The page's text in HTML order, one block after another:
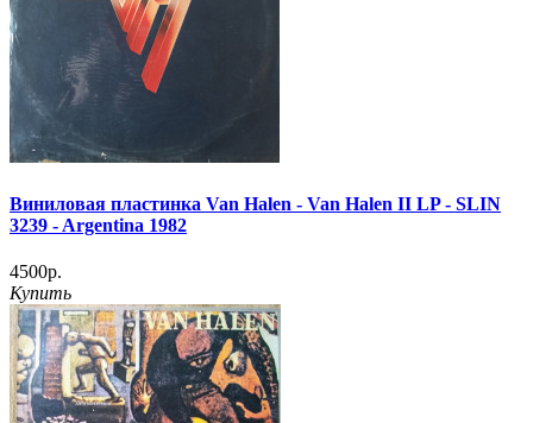
Виниловая пластинка Van Halen - Van Halen II LP - SLIN
3239 - Argentina 1982
4500р.
Купить